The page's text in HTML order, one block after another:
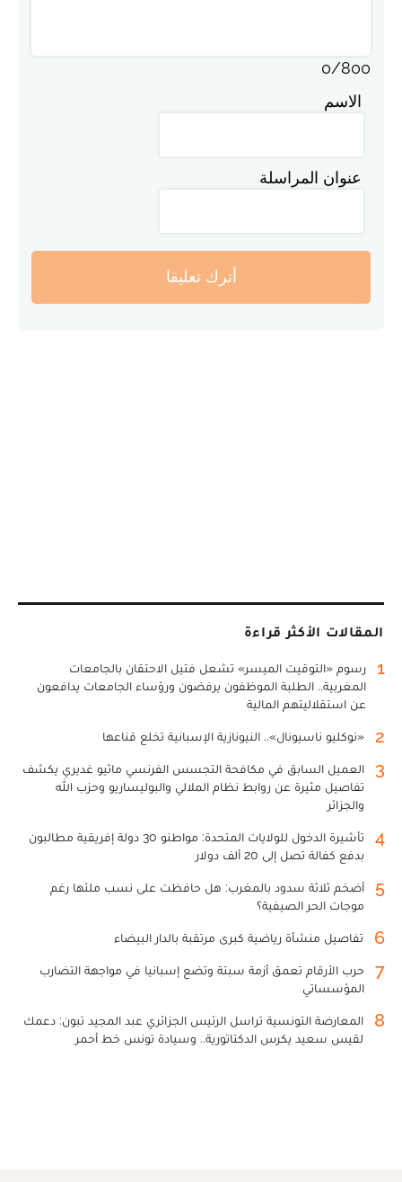
0/800
الاسم
عنوان المراسلة
أترك تعليقا
المقالات الأكثر قراءة
1
رسوم «التوقيت الميسر» تشعل فتيل الاحتقان بالجامعات
المغربية.. الطلبة الموظفون يرفضون ورؤساء الجامعات يدافعون
عن استقلاليتهم المالية
2 «نوكليو ناسيونال».. النيونازية الإسبانية تخلع قناعها
3
العميل السابق في مكافحة التجسس الفرنسي ماثيو غديري يكشف
تفاصيل مثيرة عن روابط نظام الملالي والبوليساريو وحزب الله
والجزائر
4
تأشيرة الدخول للولايات المتحدة: مواطنو 30 دولة إفريقية مطالبون
بدفع كفالة تصل إلى 20 ألف دولار
5
أضخم ثلاثة سدود بالمغرب: هل حافظت على نسب ملئها رغم
موجات الحر الصيفية؟
6 تفاصيل منشأة رياضية كبرى مرتقبة بالدار البيضاء
7
حرب الأرقام تعمق أزمة سبتة وتضع إسبانيا في مواجهة التضارب
المؤسساتي
8
المعارضة التونسية تراسل الرئيس الجزائري عبد المجيد تبون: دعمك
لقيس سعيد يكرس الدكتاتورية.. وسيادة تونس خط أحمر